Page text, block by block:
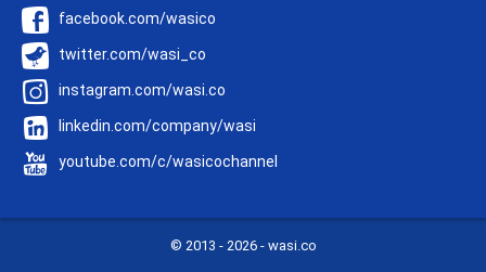
facebook.com/wasico
twitter.com/wasi_co
instagram.com/wasi.co
linkedin.com/company/wasi
youtube.com/c/wasicochannel
© 2013 - 2026 - wasi.co